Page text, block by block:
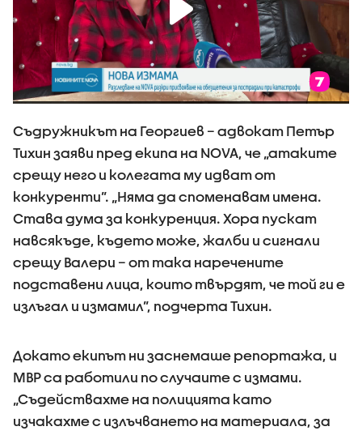
Съдружникът на Георгиев – адвокат Петър
Тихин заяви пред екипа на NOVA, че „атаките
срещу него и колегата му идват от
конкуренти”. „Няма да споменавам имена.
Става дума за конкуренция. Хора пускат
навсякъде, където може, жалби и сигнали
срещу Валери – от така наречените
подставени лица, които твърдят, че той ги е
излъгал и измамил”, подчерта Тихин.
Докато екипът ни заснемаше репортажа, и
МВР са работили по случаите с измами.
„Съдействахме на полицията като
изчакахме с излъчването на материала, за